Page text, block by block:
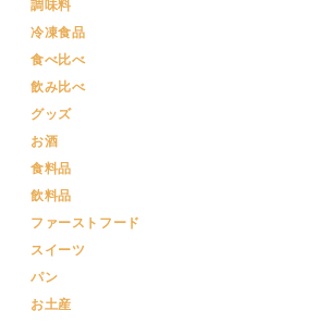
調味料
冷凍食品
食べ比べ
飲み比べ
グッズ
お酒
食料品
飲料品
ファーストフード
スイーツ
パン
お土産